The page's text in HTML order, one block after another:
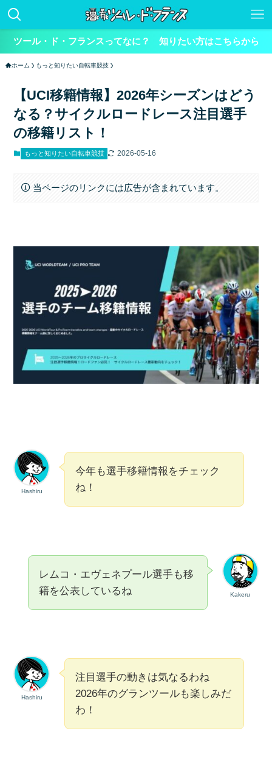
ツール・ド・フランスってなに？ 知りたい方はこちらから
ホーム もっと知りたい自転車競技
【UCI移籍情報】2026年シーズンはどう
なる？サイクルロードレース注目選手
の移籍リスト！
もっと知りたい自転車競技 2026-05-16
当ページのリンクには広告が含まれています。
Hashiru
今年も選手移籍情報をチェック
ね！
Kakeru
レムコ・エヴェネプール選手も移
籍を公表しているね
Hashiru
注目選手の動きは気なるわね
2026年のグランツールも楽しみだ
わ！